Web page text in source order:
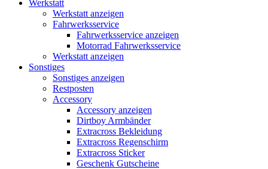
Werkstatt
Werkstatt anzeigen
Fahrwerksservice
Fahrwerksservice anzeigen
Motorrad Fahrwerksservice
Werkstatt anzeigen
Sonstiges
Sonstiges anzeigen
Restposten
Accessory
Accessory anzeigen
Dirtboy Armbänder
Extracross Bekleidung
Extracross Regenschirm
Extracross Sticker
Geschenk Gutscheine